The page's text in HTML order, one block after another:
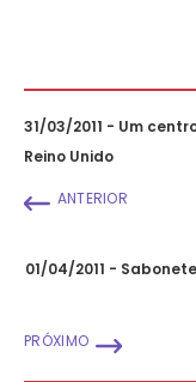
31/03/2011 - Um
Reino Unido
ANTERIOR
01/04/2011 -
PRÓXIMO